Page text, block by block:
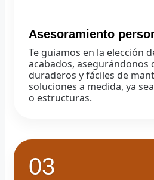
Asesoramiento
Te guiamos en la elección
acabados, asegurándonos
duraderos y fáciles de
soluciones a medida, ya
o estructuras.
03